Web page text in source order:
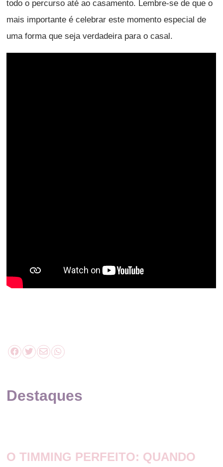
todo o percurso até ao casamento. Lembre-se de que o
mais importante é celebrar este momento especial de
uma forma que seja verdadeira para o casal.
Destaques
O TIMMING PERFEITO: QUANDO